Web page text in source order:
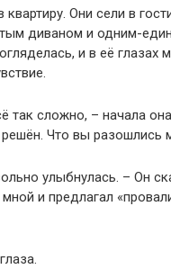
квартиру. Они сели в
диваном и одним-
и в её глазах
так сложно, – начала
решён. Что вы разошлись
улыбнулась. – Он
и предлагал